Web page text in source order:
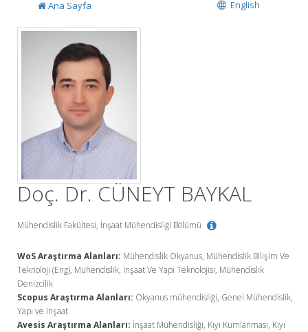
English
Ana Sayfa
Doç. Dr. CÜNEYT BAYKAL
Mühendislik Fakültesi, İnşaat Mühendisliği Bölümü
WoS Araştırma Alanları: Mühendislik Okyanus, Mühendislik Bilişim Ve
Teknoloji (Eng), Mühendislik, İnşaat Ve Yapı Teknolojisi, Mühendislik
Denizcilik
Scopus Araştırma Alanları: Okyanus mühendisliği, Genel Mühendislik,
Yapı ve inşaat
Avesis Araştırma Alanları: İnşaat Mühendisliği, Kıyı Kumlanması, Kıyı